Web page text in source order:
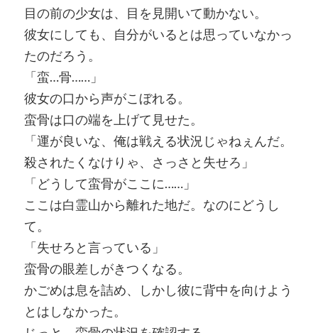
目の前の少女は、目を見開いて動かない。
彼女にしても、自分がいるとは思っていなかっ
たのだろう。
「蛮…骨……」
彼女の口から声がこぼれる。
蛮骨は口の端を上げて見せた。
「運が良いな、俺は戦える状況じゃねぇんだ。
殺されたくなけりゃ、さっさと失せろ」
「どうして蛮骨がここに……」
ここは白霊山から離れた地だ。なのにどうし
て。
「失せろと言っている」
蛮骨の眼差しがきつくなる。
かごめは息を詰め、しかし彼に背中を向けよう
とはしなかった。